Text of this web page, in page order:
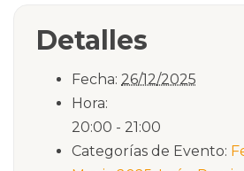
Detalles
Fecha: 26/12/2025
Hora:
20:00 - 21:00
Categorías de Evento: